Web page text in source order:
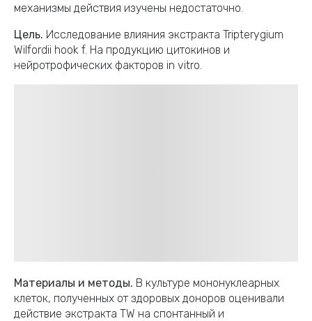
механизмы действия изучены недостаточно.
Цель. Исследование влияния экстракта Tripterygium
Wilfordii hook f. На продукцию цитокинов и
нейротрофических факторов in vitro.
Материалы и методы. В культуре мононуклеарных
клеток, полученных от здоровых доноров оценивали
действие экстракта TW на спонтанный и